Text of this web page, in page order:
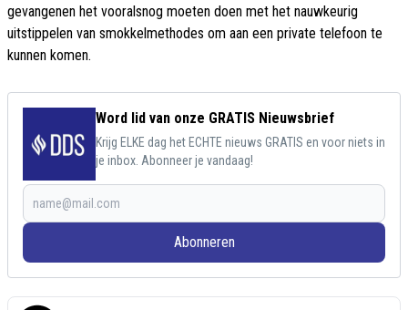
gevangenen het vooralsnog moeten doen met het nauwkeurig
uitstippelen van smokkelmethodes om aan een private telefoon te
kunnen komen.
Word lid van onze GRATIS Nieuwsbrief
Krijg ELKE dag het ECHTE nieuws GRATIS en voor niets in
je inbox. Abonneer je vandaag!
Abonneren